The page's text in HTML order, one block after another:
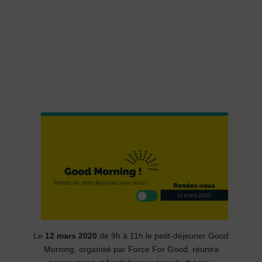
Le 12 mars 2020 de 9h à 11h le petit-déjeuner Good
Morning, organisé par Force For Good, réunira